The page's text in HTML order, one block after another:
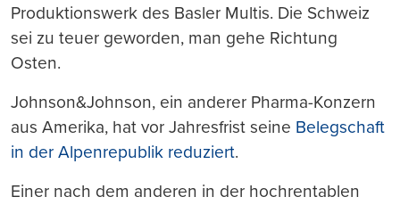
Produktionswerk des Basler Multis. Die Schweiz
sei zu teuer geworden, man gehe Richtung
Osten.
Johnson&Johnson, ein anderer Pharma-Konzern
aus Amerika, hat vor Jahresfrist seine Belegschaft
in der Alpenrepublik reduziert.
Einer nach dem anderen in der hochrentablen